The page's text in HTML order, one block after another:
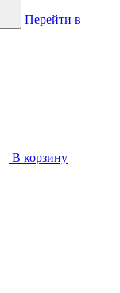
Перейти в
В корзину